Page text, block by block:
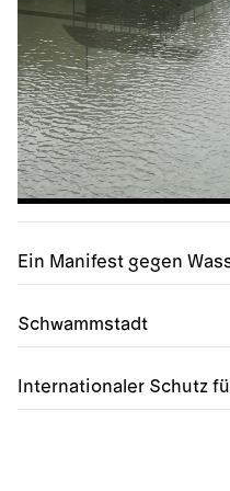
Ein Manifest gegen
Schwammstadt
Internationaler Schutz